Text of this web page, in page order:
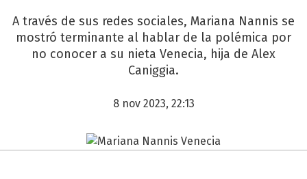
A través de sus redes sociales, Mariana Nannis se
mostró terminante al hablar de la polémica por
no conocer a su nieta Venecia, hija de Alex
Caniggia.
8 nov 2023, 22:13